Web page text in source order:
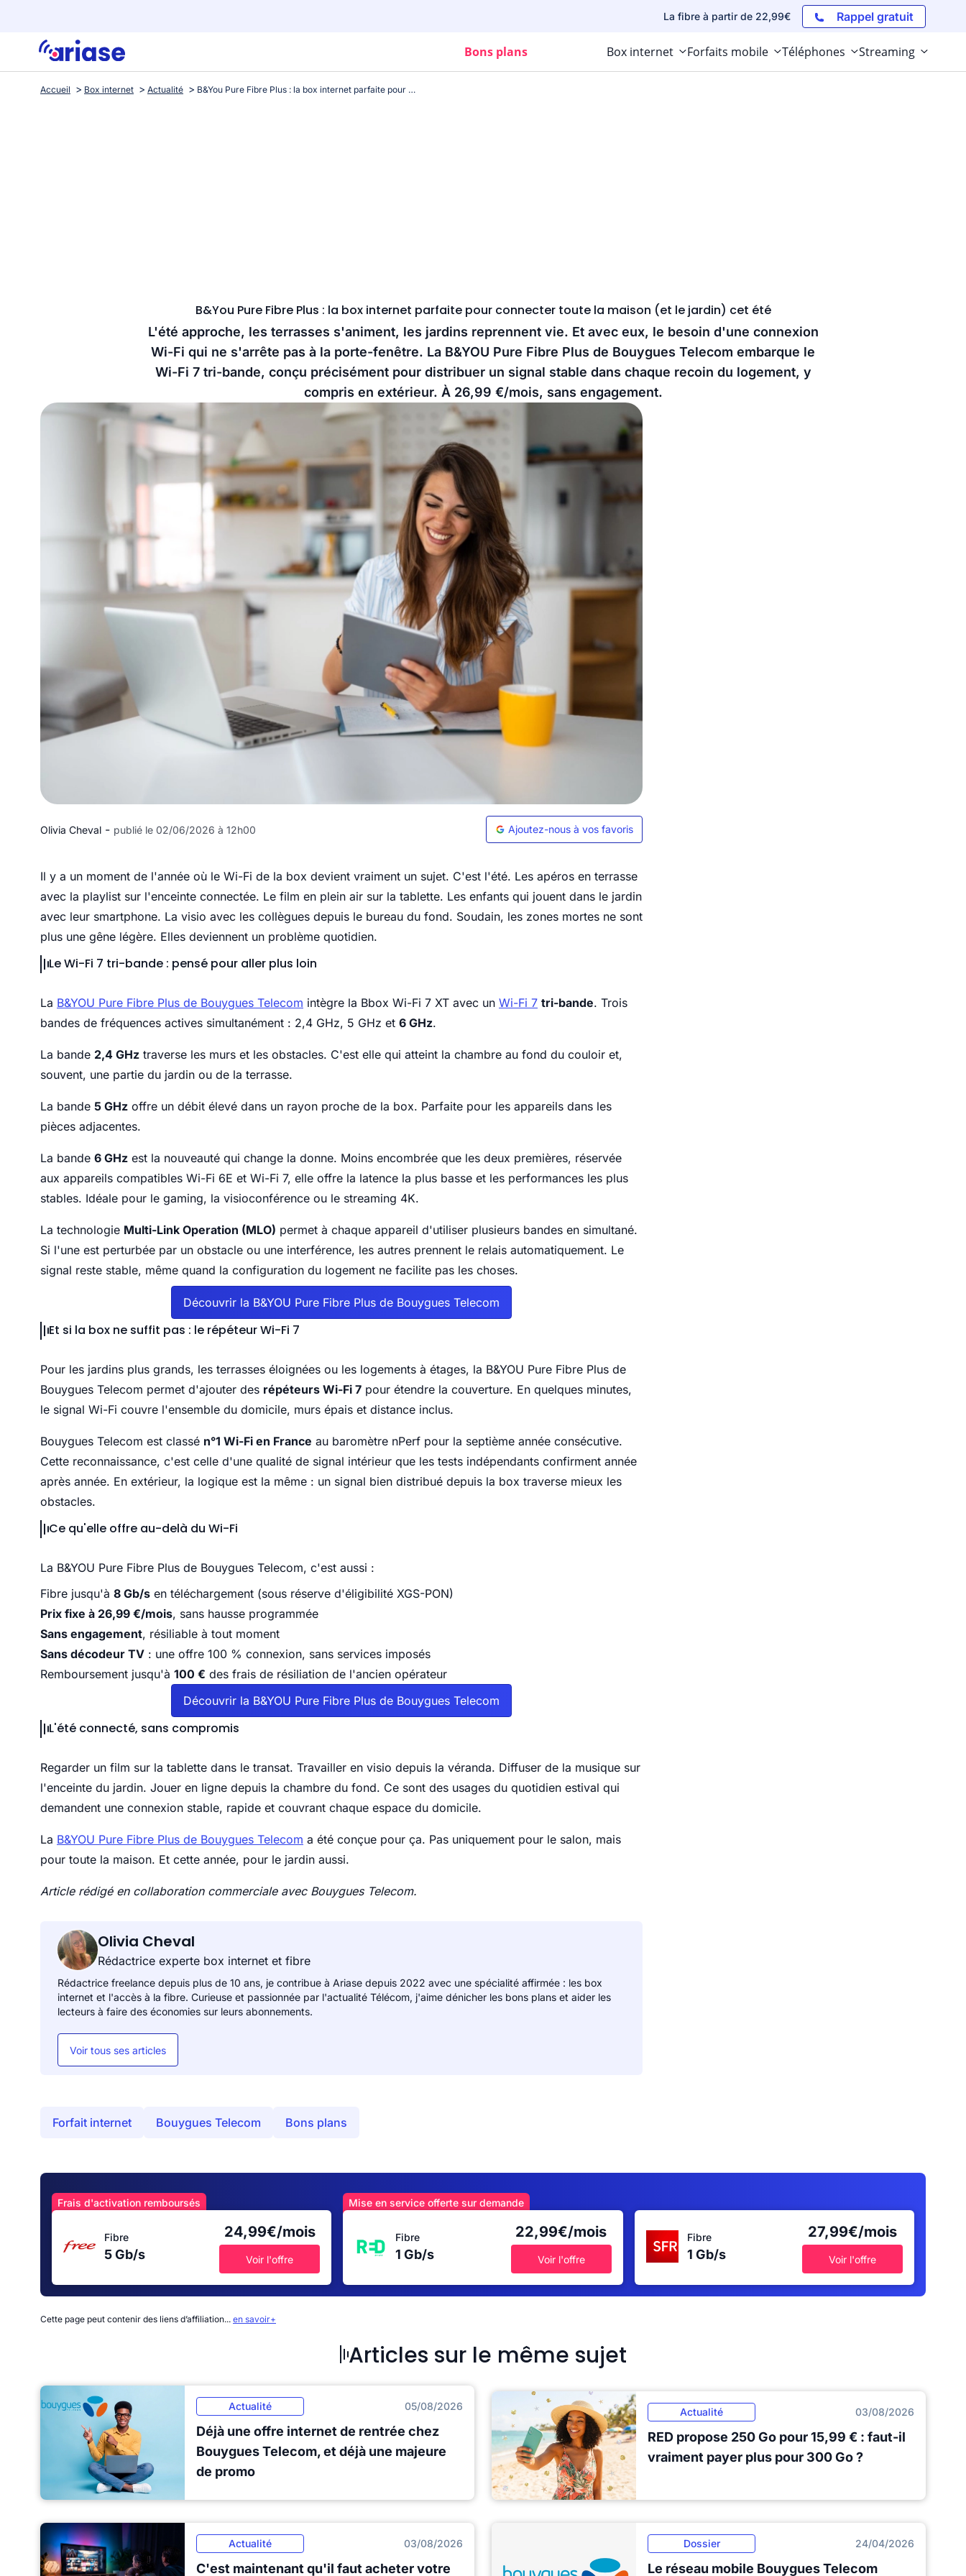
La fibre à partir de 22,99€ Rappel gratuit
Bons plans Box internet Forfaits mobile Téléphones Streaming
Accueil Box internet Actualité B&You Pure Fibre Plus : la box internet parfaite pour connecter toute la maison (et le jardin) cet été
B&You Pure Fibre Plus : la box internet parfaite pour connecter toute la maison (et le jardin) cet été
L'été approche, les terrasses s'animent, les jardins reprennent vie. Et avec eux, le besoin d'une connexion
Wi-Fi qui ne s'arrête pas à la porte-fenêtre. La B&YOU Pure Fibre Plus de Bouygues Telecom embarque le
Wi-Fi 7 tri-bande, conçu précisément pour distribuer un signal stable dans chaque recoin du logement, y
compris en extérieur. À 26,99 €/mois, sans engagement.
Olivia Cheval - publié le 02/06/2026 à 12h00 Ajoutez-nous à vos favoris
Il y a un moment de l'année où le Wi-Fi de la box devient vraiment un sujet. C'est l'été. Les apéros en terrasse
avec la playlist sur l'enceinte connectée. Le film en plein air sur la tablette. Les enfants qui jouent dans le jardin
avec leur smartphone. La visio avec les collègues depuis le bureau du fond. Soudain, les zones mortes ne sont
plus une gêne légère. Elles deviennent un problème quotidien.
Le Wi-Fi 7 tri-bande : pensé pour aller plus loin
La B&YOU Pure Fibre Plus de Bouygues Telecom intègre la Bbox Wi-Fi 7 XT avec un Wi-Fi 7 tri-bande. Trois
bandes de fréquences actives simultanément : 2,4 GHz, 5 GHz et 6 GHz.
La bande 2,4 GHz traverse les murs et les obstacles. C'est elle qui atteint la chambre au fond du couloir et,
souvent, une partie du jardin ou de la terrasse.
La bande 5 GHz offre un débit élevé dans un rayon proche de la box. Parfaite pour les appareils dans les
pièces adjacentes.
La bande 6 GHz est la nouveauté qui change la donne. Moins encombrée que les deux premières, réservée
aux appareils compatibles Wi-Fi 6E et Wi-Fi 7, elle offre la latence la plus basse et les performances les plus
stables. Idéale pour le gaming, la visioconférence ou le streaming 4K.
La technologie Multi-Link Operation (MLO) permet à chaque appareil d'utiliser plusieurs bandes en simultané.
Si l'une est perturbée par un obstacle ou une interférence, les autres prennent le relais automatiquement. Le
signal reste stable, même quand la configuration du logement ne facilite pas les choses.
Découvrir la B&YOU Pure Fibre Plus de Bouygues Telecom
Et si la box ne suffit pas : le répéteur Wi-Fi 7
Pour les jardins plus grands, les terrasses éloignées ou les logements à étages, la B&YOU Pure Fibre Plus de
Bouygues Telecom permet d'ajouter des répéteurs Wi-Fi 7 pour étendre la couverture. En quelques minutes,
le signal Wi-Fi couvre l'ensemble du domicile, murs épais et distance inclus.
Bouygues Telecom est classé n°1 Wi-Fi en France au baromètre nPerf pour la septième année consécutive.
Cette reconnaissance, c'est celle d'une qualité de signal intérieur que les tests indépendants confirment année
après année. En extérieur, la logique est la même : un signal bien distribué depuis la box traverse mieux les
obstacles.
Ce qu'elle offre au-delà du Wi-Fi
La B&YOU Pure Fibre Plus de Bouygues Telecom, c'est aussi :
Fibre jusqu'à 8 Gb/s en téléchargement (sous réserve d'éligibilité XGS-PON)
Prix fixe à 26,99 €/mois, sans hausse programmée
Sans engagement, résiliable à tout moment
Sans décodeur TV : une offre 100 % connexion, sans services imposés
Remboursement jusqu'à 100 € des frais de résiliation de l'ancien opérateur
Découvrir la B&YOU Pure Fibre Plus de Bouygues Telecom
L'été connecté, sans compromis
Regarder un film sur la tablette dans le transat. Travailler en visio depuis la véranda. Diffuser de la musique sur
l'enceinte du jardin. Jouer en ligne depuis la chambre du fond. Ce sont des usages du quotidien estival qui
demandent une connexion stable, rapide et couvrant chaque espace du domicile.
La B&YOU Pure Fibre Plus de Bouygues Telecom a été conçue pour ça. Pas uniquement pour le salon, mais
pour toute la maison. Et cette année, pour le jardin aussi.
Article rédigé en collaboration commerciale avec Bouygues Telecom.
Olivia Cheval
Rédactrice experte box internet et fibre
Rédactrice freelance depuis plus de 10 ans, je contribue à Ariase depuis 2022 avec une spécialité affirmée : les box
internet et l'accès à la fibre. Curieuse et passionnée par l'actualité Télécom, j'aime dénicher les bons plans et aider les
lecteurs à faire des économies sur leurs abonnements.
Voir tous ses articles
Forfait internet Bouygues Telecom Bons plans
Frais d'activation remboursés
Fibre
5 Gb/s
24,99€/mois
Voir l'offre
Mise en service offerte sur demande
Fibre
1 Gb/s
22,99€/mois
Voir l'offre
Fibre
1 Gb/s
27,99€/mois
Voir l'offre
Cette page peut contenir des liens d’affiliation... en savoir+
Articles sur le même sujet
Actualité 05/08/2026
Déjà une offre internet de rentrée chez
Bouygues Telecom, et déjà une majeure
de promo
Actualité 03/08/2026
RED propose 250 Go pour 15,99 € : faut-il
vraiment payer plus pour 300 Go ?
Actualité 03/08/2026
C'est maintenant qu'il faut acheter votre
Dossier 24/04/2026
Le réseau mobile Bouygues Telecom